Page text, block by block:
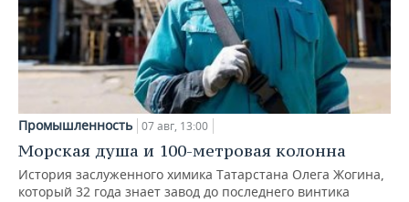
Промышленность 07 авг, 13:00
Морская душа и 100-метровая колонна
История заслуженного химика Татарстана Олега Жогина,
который 32 года знает завод до последнего винтика